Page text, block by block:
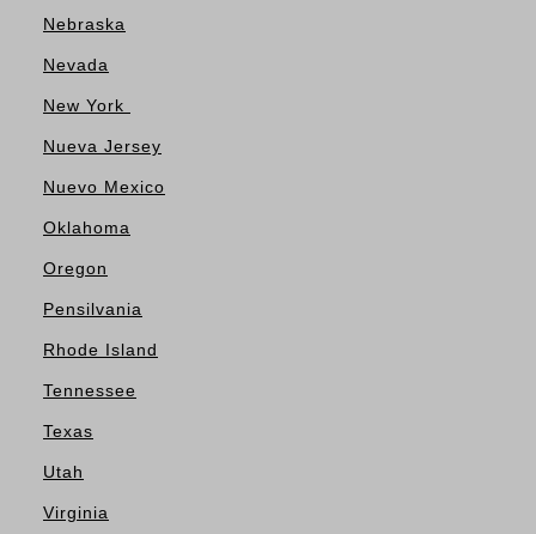
Nebraska
Nevada
New York
Nueva Jersey
Nuevo Mexico
Oklahoma
Oregon
Pensilvania
Rhode Island
Tennessee
Texas
Utah
Virginia